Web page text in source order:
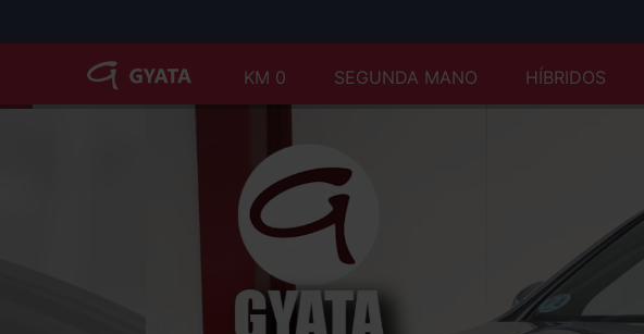
KM 0 SEGUNDA MANO HÍBRIDOS